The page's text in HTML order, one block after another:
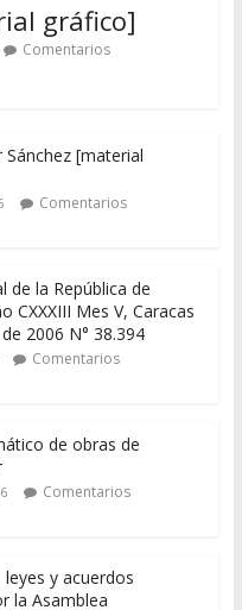
gráfico]
Comentarios
[material
Comentarios
de la República de
CXXXIII Mes V, Caracas
2006 N° 38.394
Comentarios
de obras de
Comentarios
y acuerdos
la Asamblea